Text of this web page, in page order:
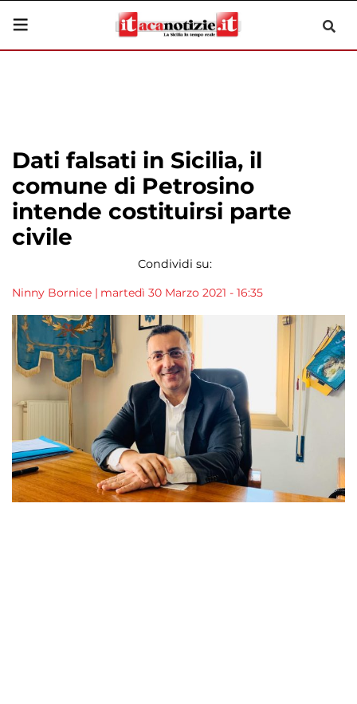
Dati falsati in Sicilia, il
comune di Petrosino
intende costituirsi parte
civile
Condividi su:
Ninny Bornice | martedì 30 Marzo 2021 - 16:35